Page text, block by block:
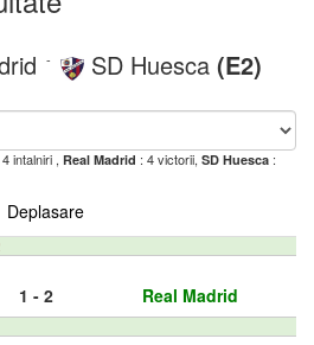
- SD Huesca (E2)
intalniri , Real Madrid : 4 victorii, SD Huesca :
Deplasare
1 - 2 Real Madrid